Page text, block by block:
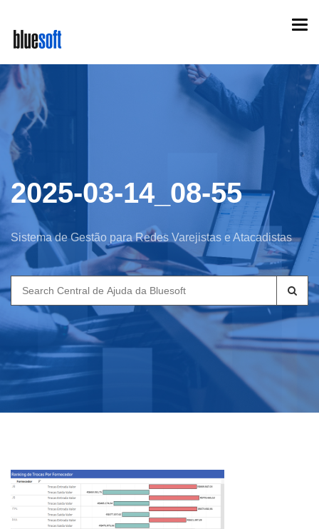
main
content
2025-03-14_08-55
Sistema de Gestão para Redes Varejistas e Atacadistas
Search
for: